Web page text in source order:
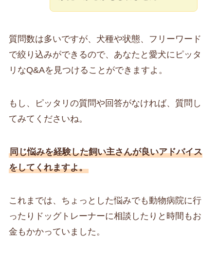
質問数は多いですが、犬種や状態、フリーワード
で絞り込みができるので、あなたと愛犬にピッタ
リなQ&Aを見つけることができますよ。
もし、ピッタリの質問や回答がなければ、質問し
てみてくださいね。
同じ悩みを経験した飼い主さんが良いアドバイス
をしてくれますよ。
これまでは、ちょっとした悩みでも動物病院に行
ったりドッグトレーナーに相談したりと時間もお
金もかかっていました。